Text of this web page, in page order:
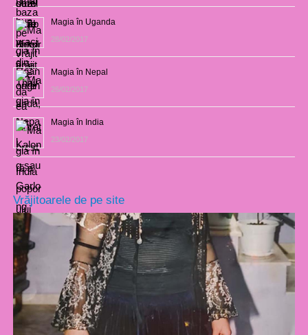
Magia în Uganda
28/02/2017
Magia în Nepal
26/02/2017
Magia în India
23/02/2017
Vrăjitoarele de pe site